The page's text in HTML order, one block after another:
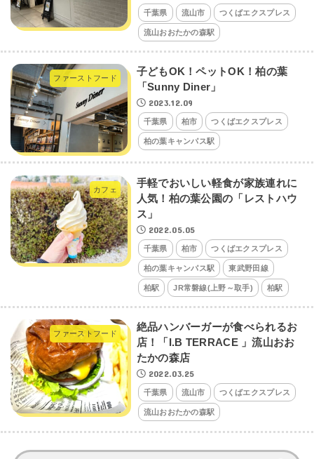
千葉県 流山市 つくばエクスプレス
流山おおたかの森駅
ファーストフード
子どもOK！ペットOK！柏の葉
「Sunny Diner」
2023.12.09
千葉県 柏市 つくばエクスプレス
柏の葉キャンパス駅
カフェ
手軽でおいしい軽食が家族連れに
人気！柏の葉公園の「レストハウ
ス」
2022.05.05
千葉県 柏市 つくばエクスプレス
柏の葉キャンパス駅 東武野田線
柏駅 JR常磐線(上野～取手) 柏駅
ファーストフード
絶品ハンバーガーが食べられるお
店！「I.B TERRACE 」流山おお
たかの森店
2022.03.25
千葉県 流山市 つくばエクスプレス
流山おおたかの森駅